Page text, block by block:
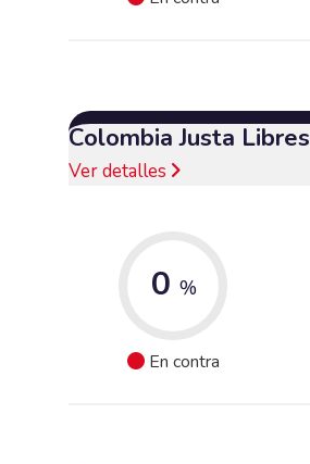
Colombia Justa Libres
Ver detalles
0 %
En contra